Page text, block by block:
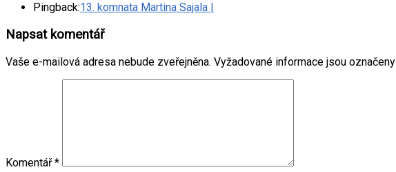
Pingback:13. komnata Martina Sajala |
Napsat komentář
Vaše e-mailová adresa nebude zveřejněna. Vyžadované informace jsou označeny
Komentář*